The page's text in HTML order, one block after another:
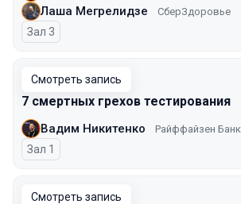
Лаша Мегрелидзе
СберЗдоровье
Зал 3
Смотреть запись
7 смертных грехов тестирования
Вадим Никитенко Райффайзен Банк
Зал 1
Смотреть запись